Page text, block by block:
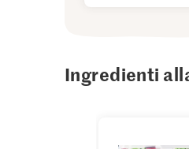
Ingredienti